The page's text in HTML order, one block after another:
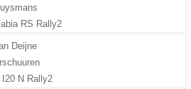
RS Rally2
Deijne
I20 N Rally2